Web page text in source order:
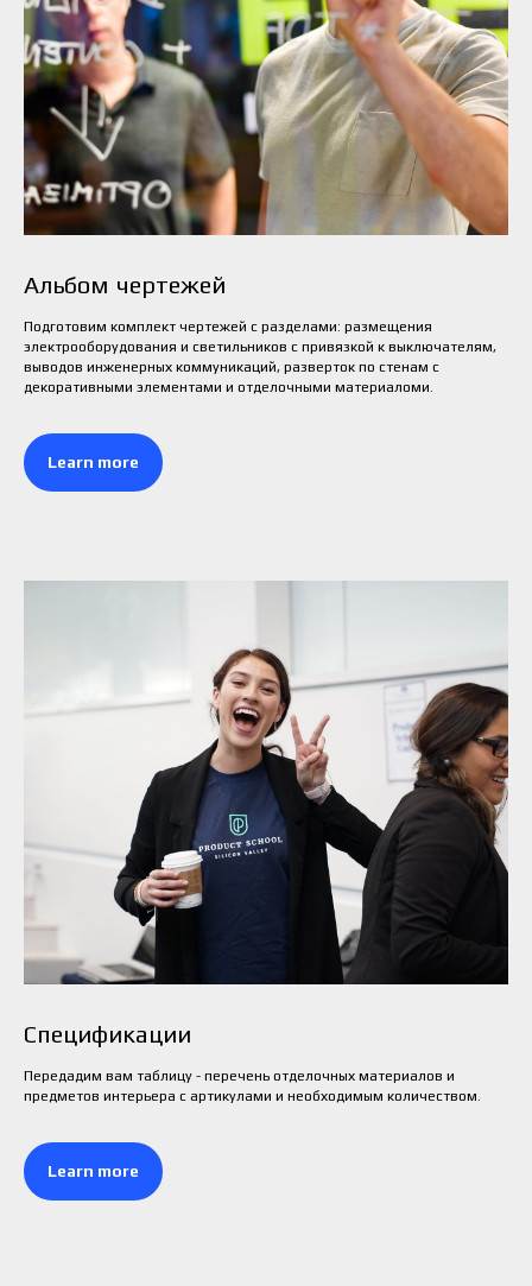
Альбом чертежей
Подготовим комплект чертежей с разделами: размещения
электрооборудования и светильников с привязкой к выключателям,
выводов инженерных коммуникаций, разверток по стенам с
декоративными элементами и отделочными материаломи.
Learn more
Спецификации
Передадим вам таблицу - перечень отделочных материалов и
предметов интерьера с артикулами и необходимым количеством.
Learn more